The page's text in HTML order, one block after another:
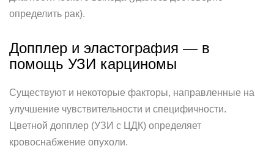
определить рак).
Допплер и эластография — в
помощь УЗИ карциномы
Существуют и некоторые факторы, направленные на
улучшение чувствительности и специфичности.
Цветной допплер (УЗИ с ЦДК) определяет
кровоснабжение опухоли.